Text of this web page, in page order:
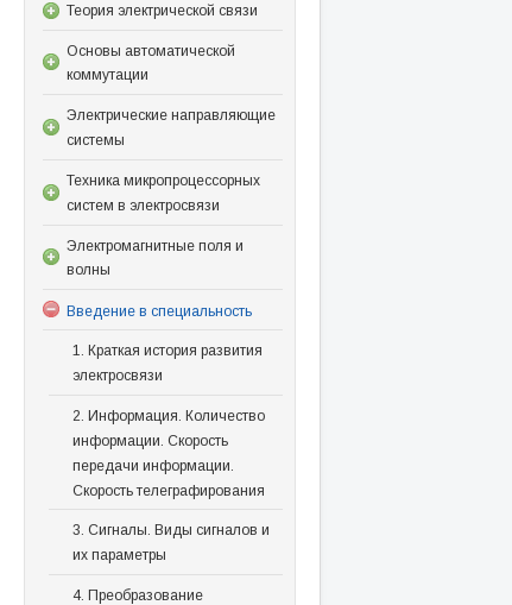
Теория электрической связи
Основы автоматической
коммутации
Электрические направляющие
системы
Техника микропроцессорных
систем в электросвязи
Электромагнитные поля и
волны
Введение в специальность
1. Краткая история развития
электросвязи
2. Информация. Количество
информации. Скорость
передачи информации.
Скорость телеграфирования
3. Сигналы. Виды сигналов и
их параметры
4. Преобразование